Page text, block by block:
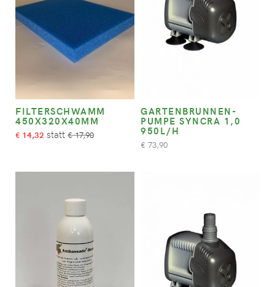
FILTERSCHWAMM
450X320X40MM
€ 14,32 €17,90
GARTENBRUNNEN-
PUMPE SYNCRA 1,0
950L/H
€ 73,90